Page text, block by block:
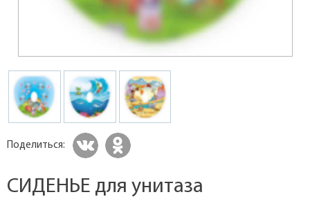
Поделиться:
СИДЕНЬЕ для унитаза